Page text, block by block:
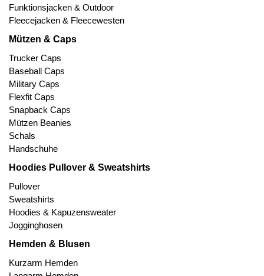
Funktionsjacken & Outdoor
Fleecejacken & Fleecewesten
Mützen & Caps
Trucker Caps
Baseball Caps
Military Caps
Flexfit Caps
Snapback Caps
Mützen Beanies
Schals
Handschuhe
Hoodies Pullover & Sweatshirts
Pullover
Sweatshirts
Hoodies & Kapuzensweater
Jogginghosen
Hemden & Blusen
Kurzarm Hemden